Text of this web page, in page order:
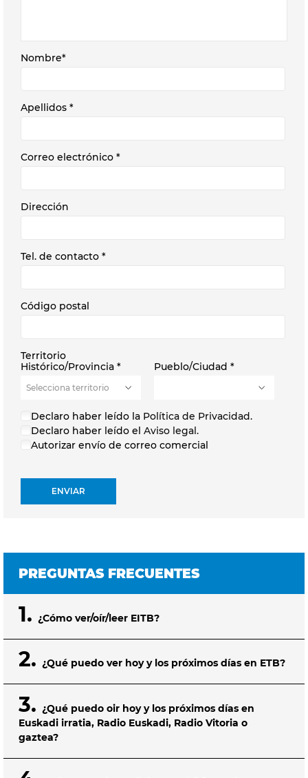
Nombre*
Apellidos *
Correo electrónico *
Dirección
Tel. de contacto *
Código postal
Territorio
Histórico/Provincia * Pueblo/Ciudad *
Declaro haber leído la Política de Privacidad.
Declaro haber leído el Aviso legal.
Autorizar envío de correo comercial
PREGUNTAS FRECUENTES
1. ¿Cómo ver/oír/leer EITB?
2. ¿Qué puedo ver hoy y los próximos días en ETB?
3. ¿Qué puedo oir hoy y los próximos días en
Euskadi irratia, Radio Euskadi, Radio Vitoria o
gaztea?